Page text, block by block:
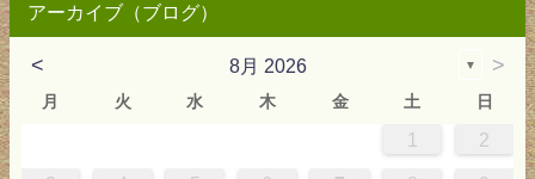
アーカイブ（ブログ）
< 8月 2026 ▼ >
月 火 水 木 金 土 日
1 2